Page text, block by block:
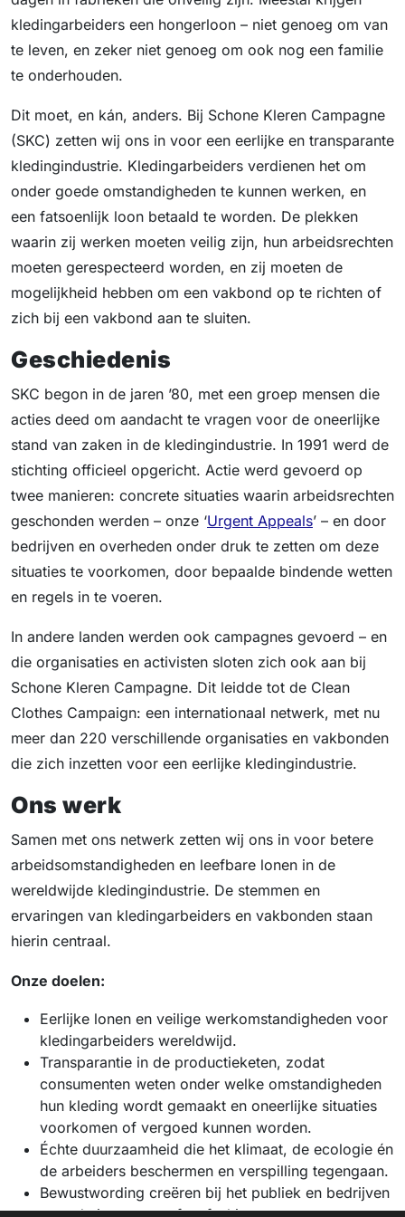
kledingarbeiders een hongerloon – niet genoeg om van
te leven, en zeker niet genoeg om ook nog een familie
te onderhouden.
Dit moet, en kán, anders. Bij Schone Kleren Campagne
(SKC) zetten wij ons in voor een eerlijke en transparante
kledingindustrie. Kledingarbeiders verdienen het om
onder goede omstandigheden te kunnen werken, en
een fatsoenlijk loon betaald te worden. De plekken
waarin zij werken moeten veilig zijn, hun arbeidsrechten
moeten gerespecteerd worden, en zij moeten de
mogelijkheid hebben om een vakbond op te richten of
zich bij een vakbond aan te sluiten.
Geschiedenis
SKC begon in de jaren ’80, met een groep mensen die
acties deed om aandacht te vragen voor de oneerlijke
stand van zaken in de kledingindustrie. In 1991 werd de
stichting officieel opgericht. Actie werd gevoerd op
twee manieren: concrete situaties waarin arbeidsrechten
geschonden werden – onze ‘Urgent Appeals’ – en door
bedrijven en overheden onder druk te zetten om deze
situaties te voorkomen, door bepaalde bindende wetten
en regels in te voeren.
In andere landen werden ook campagnes gevoerd – en
die organisaties en activisten sloten zich ook aan bij
Schone Kleren Campagne. Dit leidde tot de Clean
Clothes Campaign: een internationaal netwerk, met nu
meer dan 220 verschillende organisaties en vakbonden
die zich inzetten voor een eerlijke kledingindustrie.
Ons werk
Samen met ons netwerk zetten wij ons in voor betere
arbeidsomstandigheden en leefbare lonen in de
wereldwijde kledingindustrie. De stemmen en
ervaringen van kledingarbeiders en vakbonden staan
hierin centraal.
Onze doelen:
Eerlijke lonen en veilige werkomstandigheden voor
kledingarbeiders wereldwijd.
Transparantie in de productieketen, zodat
consumenten weten onder welke omstandigheden
hun kleding wordt gemaakt en oneerlijke situaties
voorkomen of vergoed kunnen worden.
Échte duurzaamheid die het klimaat, de ecologie én
de arbeiders beschermen en verspilling tegengaan.
Bewustwording creëren bij het publiek en bedrijven